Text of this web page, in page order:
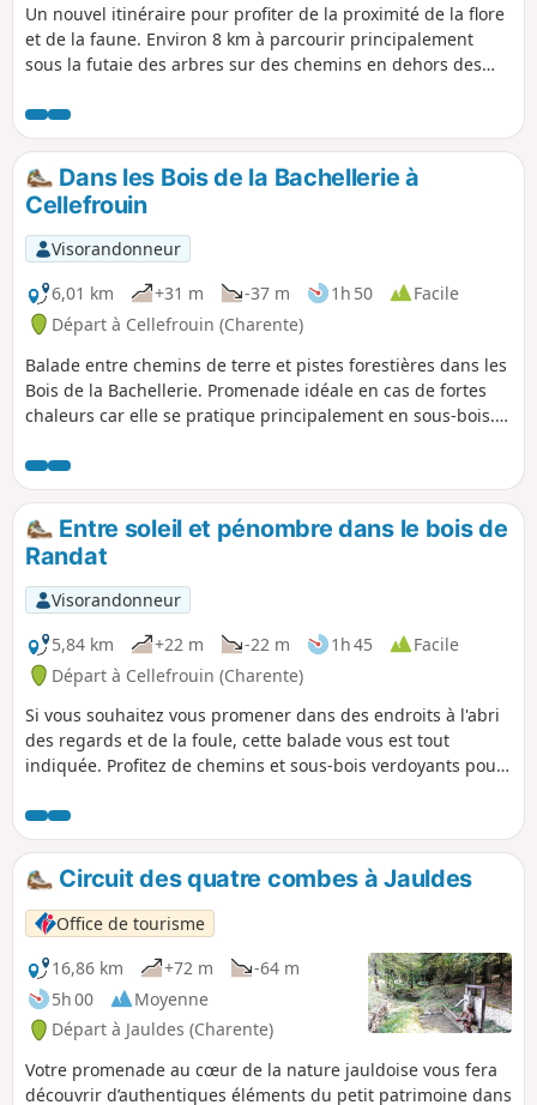
Un nouvel itinéraire pour profiter de la proximité de la flore
et de la faune. Environ 8 km à parcourir principalement
sous la futaie des arbres sur des chemins en dehors des
Dans les Bois de la Bachellerie à
Cellefrouin
Visorandonneur
6,01 km
+31 m -37 m 1h 50
Facile
Départ à Cellefrouin (Charente)
Balade entre chemins de terre et pistes forestières dans les
Bois de la Bachellerie. Promenade idéale en cas de fortes
chaleurs car elle se pratique principalement en sous-bois.
Entre soleil et pénombre dans le bois de
Randat
Visorandonneur
5,84 km
+22 m -22 m 1h 45
Facile
Départ à Cellefrouin (Charente)
Si vous souhaitez vous promener dans des endroits à l'abri
des regards et de la foule, cette balade vous est tout
indiquée. Profitez de chemins et sous-bois verdoyants pour
passages à l'ombre et ensoleillés.
Circuit des quatre combes à Jauldes
Office de tourisme
16,86 km
+72 m
-64 m
5h 00
Moyenne
Départ à Jauldes (Charente)
Votre promenade au cœur de la nature jauldoise vous fera
découvrir d’authentiques éléments du petit patrimoine dans